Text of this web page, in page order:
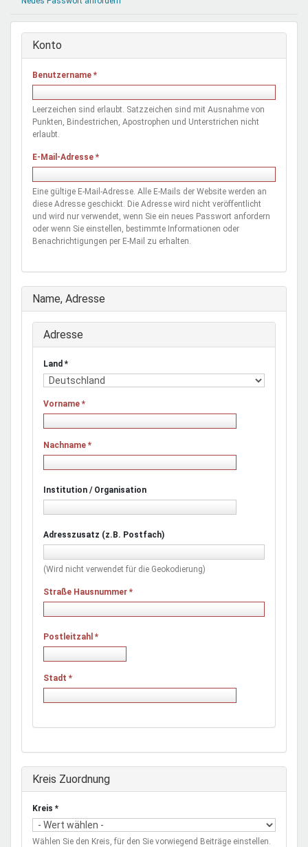
Schule & Beruf
Demokratie & Beteiligung
Konto
Benutzername *
Leerzeichen sind erlaubt. Satzzeichen sind mit Ausnahme von
Punkten, Bindestrichen, Apostrophen und Unterstrichen nicht
erlaubt.
E-Mail-Adresse *
Eine gültige E-Mail-Adresse. Alle E-Mails der Website werden an
diese Adresse geschickt. Die Adresse wird nicht veröffentlicht
und wird nur verwendet, wenn Sie ein neues Passwort anfordern
oder wenn Sie einstellen, bestimmte Informationen oder
Benachrichtigungen per E-Mail zu erhalten.
Ausblenden
Name, Adresse
Adresse
Land *
Vorname *
Nachname *
Institution / Organisation
Adresszusatz (z.B. Postfach)
(Wird nicht verwendet für die Geokodierung)
Straße Hausnummer *
Postleitzahl *
Stadt *
Ausblenden
Kreis Zuordnung
Kreis *
Wählen Sie den Kreis, für den Sie vorwiegend Beiträge einstellen.